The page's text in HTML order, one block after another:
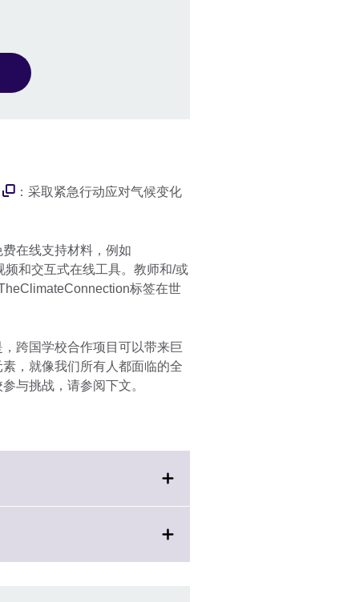
：采取紧急行动应对气候变化
在线支持材料，例如
和交互式在线工具。教师和/或
标签在世
跨国学校合作项目可以带来巨
，就像我们所有人都面临的全
与挑战，请参阅下文。